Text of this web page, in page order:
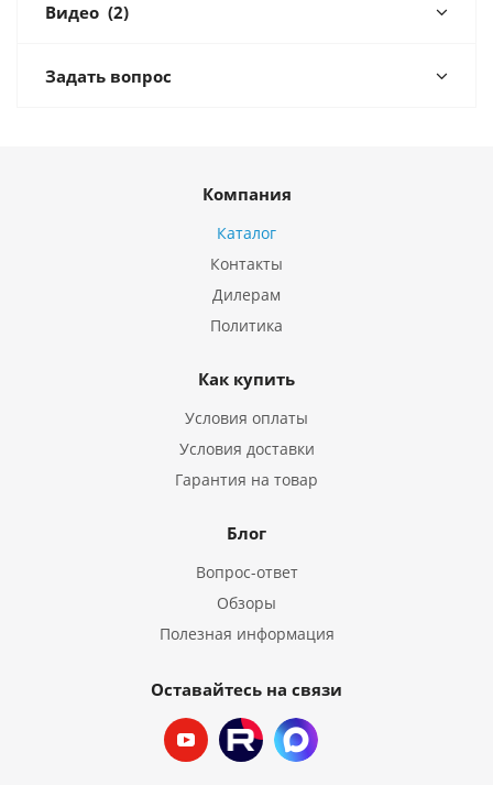
Видео (2)
Задать вопрос
Компания
Каталог
Контакты
Дилерам
Политика
Как купить
Условия оплаты
Условия доставки
Гарантия на товар
Блог
Вопрос-ответ
Обзоры
Полезная информация
Оставайтесь на связи